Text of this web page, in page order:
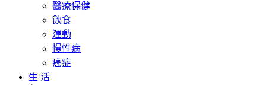
醫療保健
飲食
運動
慢性病
癌症
生 活